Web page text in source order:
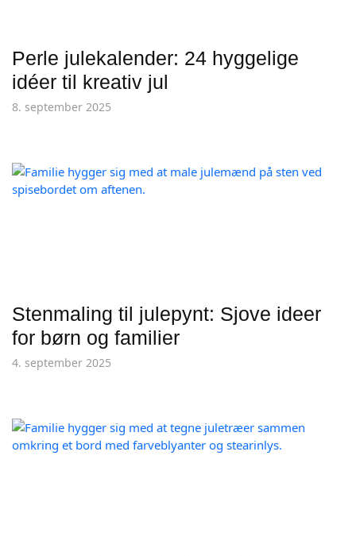
Perle julekalender: 24 hyggelige
idéer til kreativ jul
8. september 2025
Stenmaling til julepynt: Sjove ideer
for børn og familier
4. september 2025